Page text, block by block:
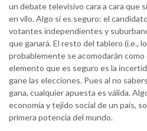
un debate televisivo cara a cara que
en vilo. Algo sí es seguro: el
votantes independientes y
que ganará. El resto del tablero (i.e.,
probablemente se acomodarán
elemento que es seguro es la
gane las elecciones. Pues al no
gana, cualquier apuesta es válida.
economía y tejido social de un país,
primera potencia del mundo.